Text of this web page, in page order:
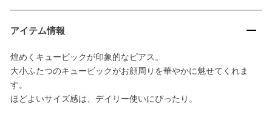
アイテム情報
煌めくキュービックが印象的なピアス。
大小ふたつのキュービックがお顔周りを華やかに魅せてくれま
す。
ほどよいサイズ感は、デイリー使いにぴったり。